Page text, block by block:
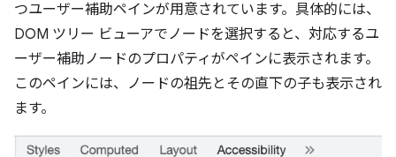
つユーザー補助ペインが用意されています。具体的には、
DOM ツリー ビューアでノードを選択すると、対応するユ
ーザー補助ノードのプロパティがペインに表示されます。
このペインには、ノードの祖先とその直下の子も表示され
ます。